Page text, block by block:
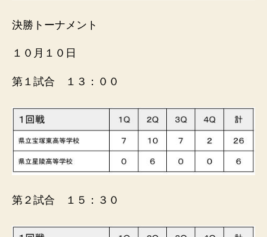
決勝トーナメント
１０月１０日
第１試合 １３：００
第２試合 １５：３０